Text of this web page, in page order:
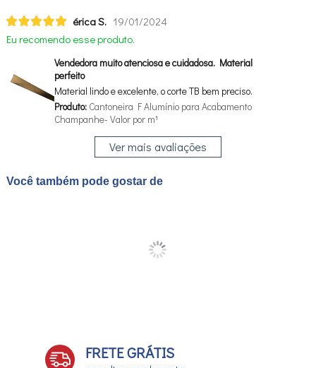
érica S. 19/01/2024
Eu recomendo esse produto.
Vendedora muito atenciosa e cuidadosa. Material
perfeito
Material lindo e excelente, o corte TB bem preciso.
Produto:Cantoneira F Alumínio para Acabamento
Champanhe- Valor por m¹
Ver mais avaliações
Você também pode gostar de
FRETE GRÁTIS